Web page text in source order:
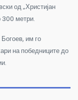
од „Христијан
300 метри.
им го
на победниците до